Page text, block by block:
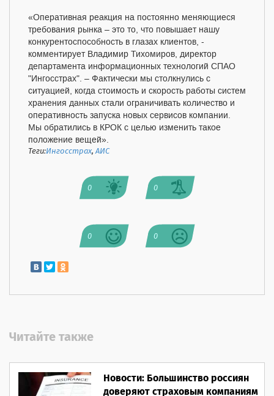
«Оперативная реакция на постоянно меняющиеся
требования рынка – это то, что повышает нашу
конкурентоспособность в глазах клиентов, -
комментирует Владимир Тихомиров, директор
департамента информационных технологий СПАО
"Ингосстрах". – Фактически мы столкнулись с
ситуацией, когда стоимость и скорость работы систем
хранения данных стали ограничивать количество и
оперативность запуска новых сервисов компании.
Мы обратились в КРОК с целью изменить такое
положение вещей».
Теги:Ингосстрах,АИС
0 0
0 0
Читайте также
Новости: Большинство россиян
доверяют страховым компаниям